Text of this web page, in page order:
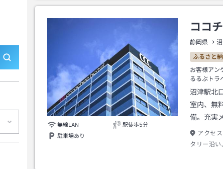
無線LAN
駅徒歩5分
駐車場あり
ココ
静岡県
ふるさと
お客様アン
るるぶトラ
沼津駅北
室内、無
備。充実
アクセス
タリー沿